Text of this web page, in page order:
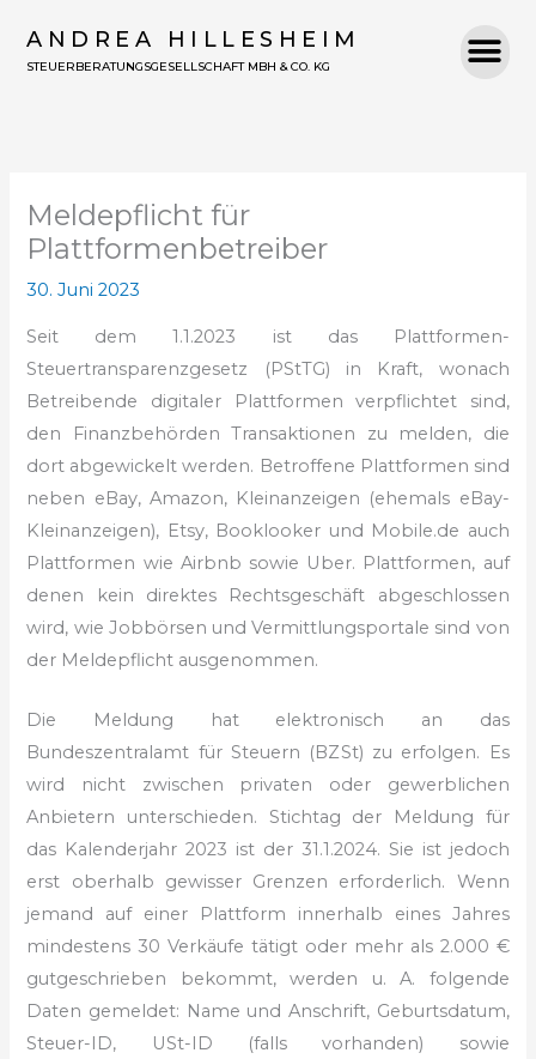
InhaltANDREA HILLESHEIM
STEUERBERATUNGSGESELLSCHAFT MBH & CO. KG
Meldepflicht für
Plattformenbetreiber
30. Juni 2023
Seit dem 1.1.2023 ist das Plattformen-
Steuertransparenzgesetz (PStTG) in Kraft, wonach
Betreibende digitaler Plattformen verpflichtet sind,
den Finanzbehörden Transaktionen zu melden, die
dort abgewickelt werden. Betroffene Plattformen sind
neben eBay, Amazon, Kleinanzeigen (ehemals eBay-
Kleinanzeigen), Etsy, Booklooker und Mobile.de auch
Plattformen wie Airbnb sowie Uber. Plattformen, auf
denen kein direktes Rechtsgeschäft abgeschlossen
wird, wie Jobbörsen und Vermittlungsportale sind von
der Meldepflicht ausgenommen.
Die Meldung hat elektronisch an das
Bundeszentralamt für Steuern (BZSt) zu erfolgen. Es
wird nicht zwischen privaten oder gewerblichen
Anbietern unterschieden. Stichtag der Meldung für
das Kalenderjahr 2023 ist der 31.1.2024. Sie ist jedoch
erst oberhalb gewisser Grenzen erforderlich. Wenn
jemand auf einer Plattform innerhalb eines Jahres
mindestens 30 Verkäufe tätigt oder mehr als 2.000 €
gutgeschrieben bekommt, werden u. A. folgende
Daten gemeldet: Name und Anschrift, Geburtsdatum,
Steuer-ID, USt-ID (falls vorhanden) sowie